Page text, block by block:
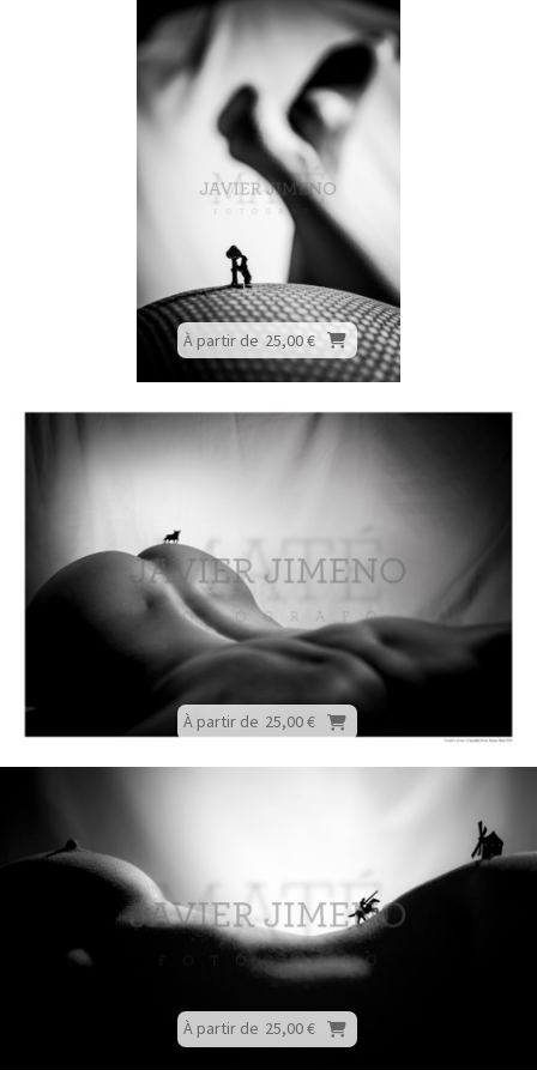
À partir de 25,00 €
À partir de 25,00 €
À partir de 25,00 €